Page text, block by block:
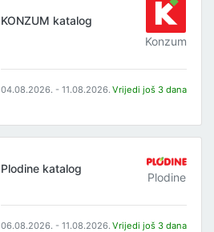
KONZUM katalog
Konzum
04.08.2026. - 11.08.2026. Vrijedi još 3 dana
Plodine katalog
Plodine
06.08.2026. - 11.08.2026. Vrijedi još 3 dana